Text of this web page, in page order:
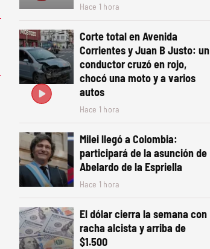
Hace 1 hora
Corte total en Avenida
Corrientes y Juan B Justo: un
conductor cruzó en rojo,
chocó una moto y a varios
autos
Hace 1 hora
Milei llegó a Colombia:
participará de la asunción de
Abelardo de la Espriella
Hace 1 hora
El dólar cierra la semana con
racha alcista y arriba de
$1.500